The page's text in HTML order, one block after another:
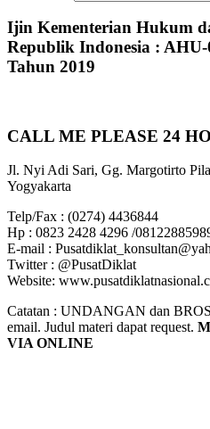
Ijin Kementerian Hukum
Republik Indonesia :
Tahun 2019
CALL ME PLEASE 24
Jl. Nyi Adi Sari, Gg. Margotirto
Yogyakarta
Telp/Fax : (0274) 4436844
Hp : 0823 2428 4296 /
E-mail :
Twitter : @PusatDiklat
Website:
Catatan : UNDANGAN dan
email. Judul materi dapat request.
VIA ONLINE